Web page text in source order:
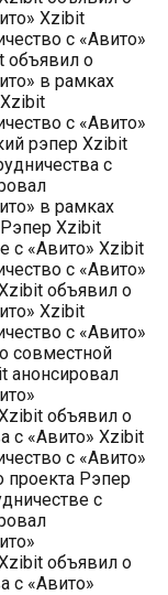
Xzibit
с «Авито»
объявил о
в рамках
с «Авито»
рэпер Xzibit
с
в рамках
Xzibit
с «Авито» Xzibit
с «Авито»
объявил о
Xzibit
с «Авито»
совместной
анонсировал
объявил о
с «Авито» Xzibit
с «Авито»
проекта Рэпер
с
объявил о
с «Авито»